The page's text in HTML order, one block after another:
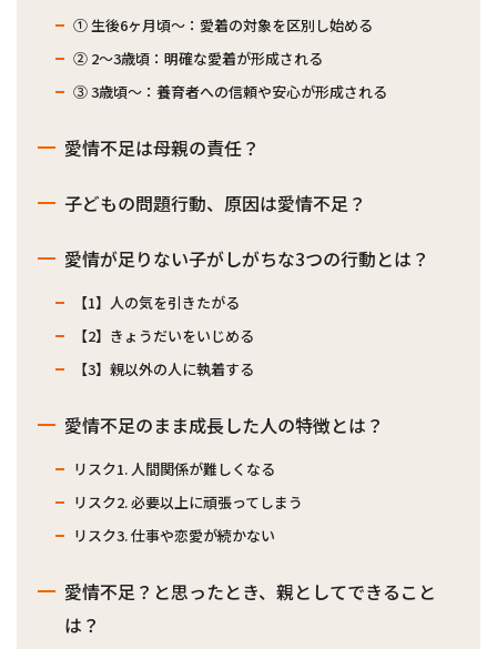
① 生後6ヶ月頃〜：愛着の対象を区別し始める
② 2～3歳頃：明確な愛着が形成される
③ 3歳頃〜：養育者への信頼や安心が形成される
愛情不足は母親の責任？
子どもの問題行動、原因は愛情不足？
愛情が足りない子がしがちな3つの行動とは？
【1】人の気を引きたがる
【2】きょうだいをいじめる
【3】親以外の人に執着する
愛情不足のまま成長した人の特徴とは？
リスク1. 人間関係が難しくなる
リスク2. 必要以上に頑張ってしまう
リスク3. 仕事や恋愛が続かない
愛情不足？と思ったとき、親としてできること
は？